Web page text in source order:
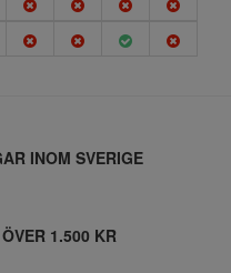
INOM SVERIGE
1.500 KR